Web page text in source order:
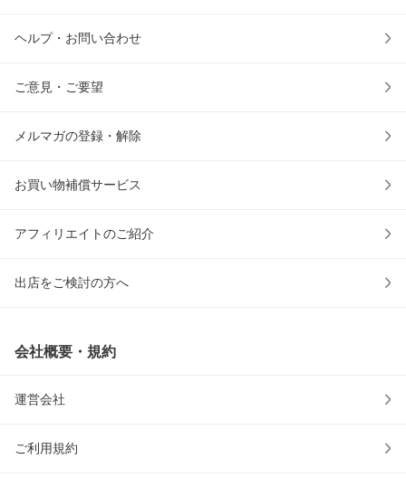
ヘルプ・お問い合わせ
ご意見・ご要望
メルマガの登録・解除
お買い物補償サービス
アフィリエイトのご紹介
出店をご検討の方へ
会社概要・規約
運営会社
ご利用規約